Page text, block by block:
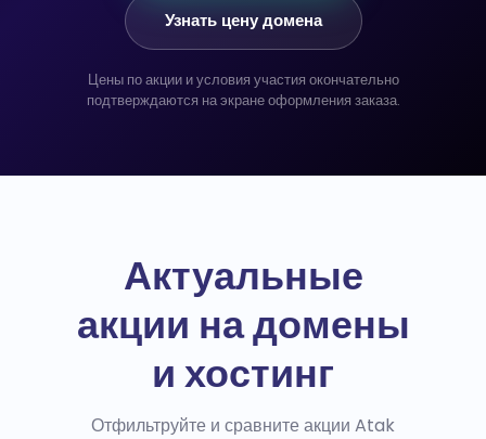
Узнать цену домена
Цены по акции и условия участия окончательно
подтверждаются на экране оформления заказа.
Актуальные
акции на домены
и хостинг
Отфильтруйте и сравните акции Atak